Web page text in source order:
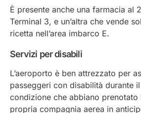
È presente anche una farmacia al
Terminal 3, e un’altra che vende
ricetta nell’area imbarco E.
Servizi per disabili
L’aeroporto è ben attrezzato per
passeggeri con disabilità durante
condizione che abbiano prenotato
propria compagnia aerea in